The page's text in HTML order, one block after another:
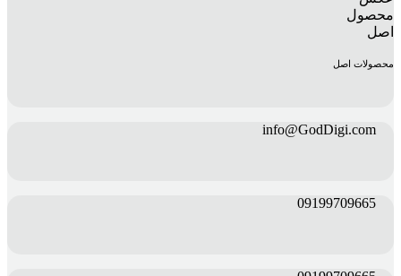
محصولات اصل
info@GodDigi.com
09199709665